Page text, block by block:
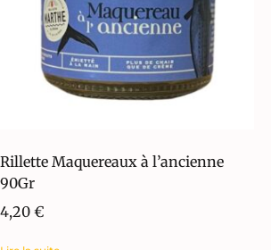
Rillette Maquereaux à l’ancienne
90Gr
4,20 €